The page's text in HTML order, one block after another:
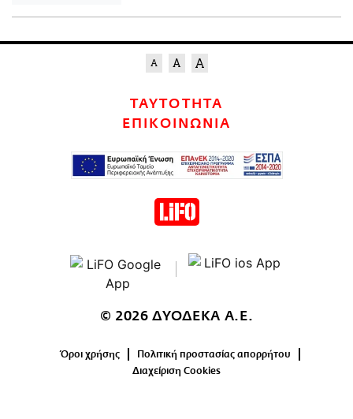
ΤΑΥΤΟΤΗΤΑ
ΕΠΙΚΟΙΝΩΝΙΑ
© 2026 ΔΥΟΔΕΚΑ Α.Ε.
Όροι χρήσης
Πολιτική προστασίας απορρήτου
Διαχείριση Cookies